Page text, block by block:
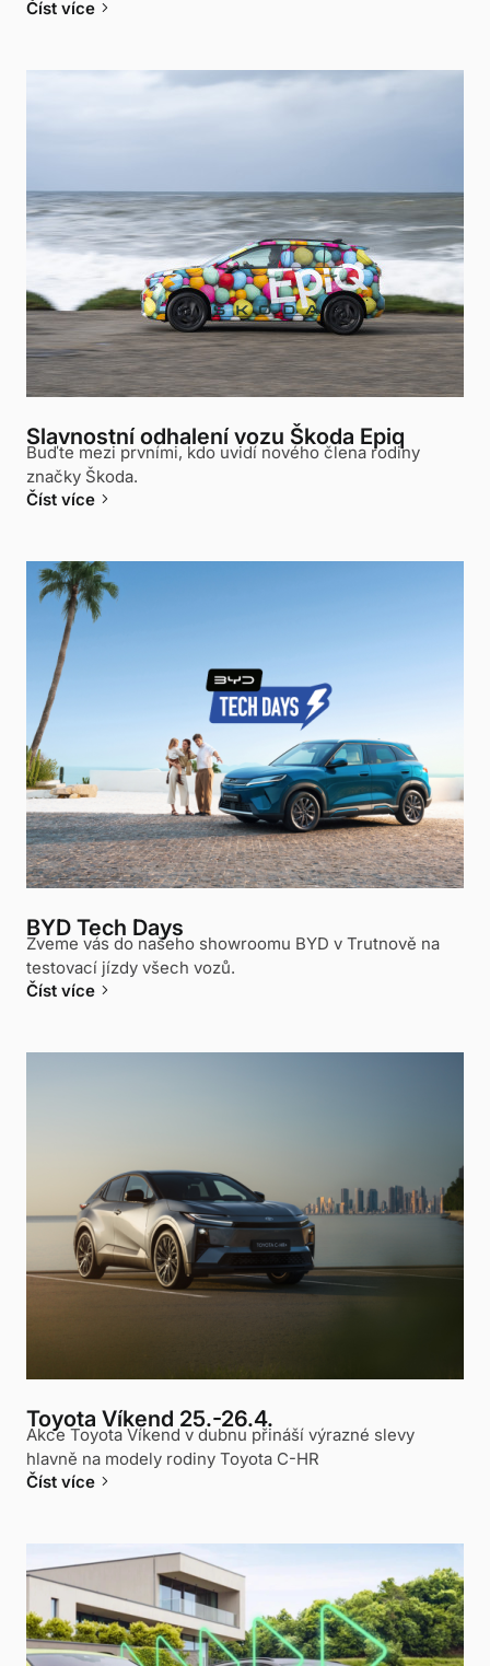
Číst více keyboard_arrow_right
Slavnostní odhalení vozu Škoda Epiq
Buďte mezi prvními, kdo uvidí nového člena rodiny
značky Škoda.
Číst více keyboard_arrow_right
BYD Tech Days
Zveme vás do našeho showroomu BYD v Trutnově na
testovací jízdy všech vozů.
Číst více keyboard_arrow_right
Toyota Víkend 25.-26.4.
Akce Toyota Víkend v dubnu přináší výrazné slevy
hlavně na modely rodiny Toyota C-HR
Číst více keyboard_arrow_right